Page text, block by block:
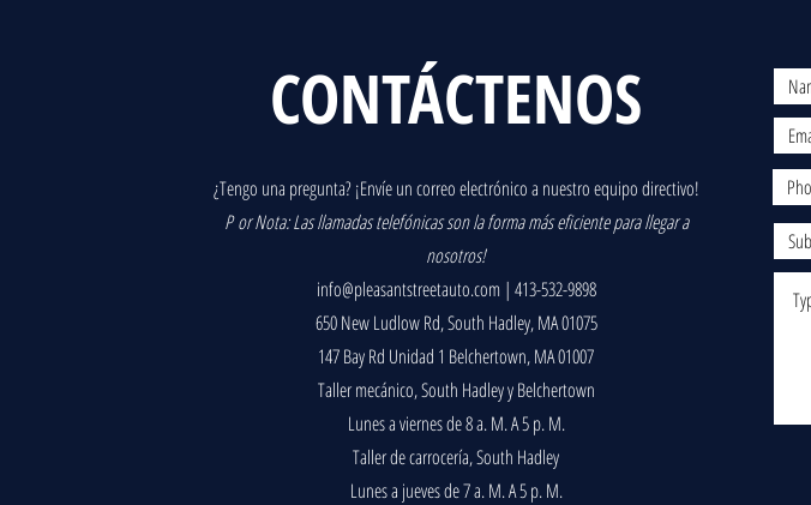
CONTÁCTENOS
¿Tengo una pregunta? ¡Envíe un correo electrónico a nuestro equipo directivo!
P or Nota: Las llamadas telefónicas son la forma más eficiente para llegar a
nosotros!
info@pleasantstreetauto.com | 413-532-9898
650 New Ludlow Rd, South Hadley, MA 01075
147 Bay Rd Unidad 1 Belchertown, MA 01007
Taller mecánico, South Hadley y Belchertown
Lunes a viernes de 8 a. M. A 5 p. M.
Taller de carrocería, South Hadley
Lunes a jueves de 7 a. M. A 5 p. M.